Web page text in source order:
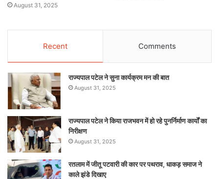
August 31, 2025
Recent Comments
राज्यपाल पटेल ने सुना कार्यक्रम मन की बात
August 31, 2025
राज्यपाल पटेल ने किया राजभवन में हो रहे पुनर्निर्माण कार्यों का
निरीक्षण
August 31, 2025
रतलाम में जीतू पटवारी की कार पर पथराव, धाकड़ समाज ने
काले झंडे दिखाए